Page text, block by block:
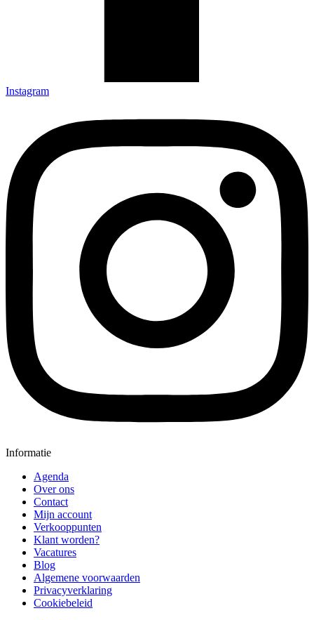
Instagram
Informatie
Agenda
Over ons
Contact
Mijn account
Verkooppunten
Klant worden?
Vacatures
Blog
Algemene voorwaarden
Privacyverklaring
Cookiebeleid